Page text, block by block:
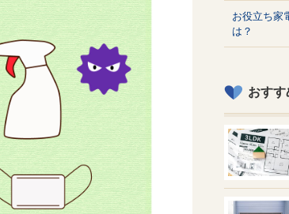
お役立ち家
は？
おすす